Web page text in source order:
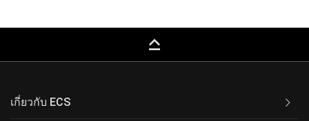
keyboard_capslock
เกี่ยวกับ ECS